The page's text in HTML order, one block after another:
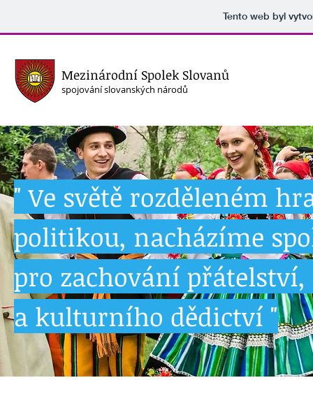
Tento web byl
Mezinárodní Spolek Slovanů
spojování slovanských národů
" Ve světě rozděleném
politikou, nacházíme
pro zachování přátelství,
a kulturního dědictví "